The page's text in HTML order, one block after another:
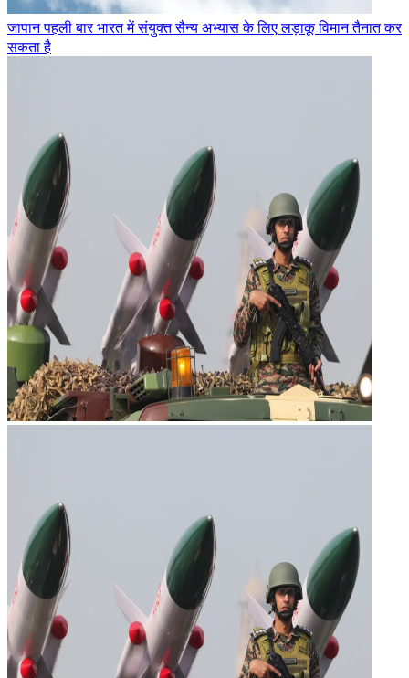
जापान पहली बार भारत में संयुक्त सैन्य अभ्यास के लिए लड़ाकू विमान तैनात कर
सकता है